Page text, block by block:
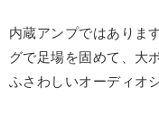
内蔵アンプではありま
グで足場を固めて、大
ふさわしいオーディオ